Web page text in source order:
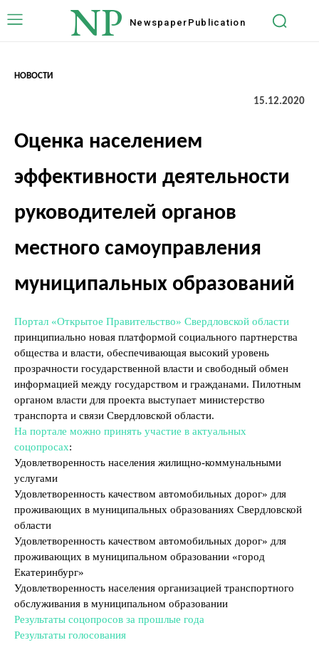
NP Newspaper Publication
НОВОСТИ
15.12.2020
Оценка населением
эффективности деятельности
руководителей органов
местного самоуправления
муниципальных образований
Портал «Открытое Правительство» Свердловской области
принципиально новая платформой социального партнерства
общества и власти, обеспечивающая высокий уровень
прозрачности государственной власти и свободный обмен
информацией между государством и гражданами. Пилотным
органом власти для проекта выступает министерство
транспорта и связи Свердловской области.
На портале можно принять участие в актуальных
соцопросах:
Удовлетворенность населения жилищно-коммунальными
услугами
Удовлетворенность качеством автомобильных дорог» для
проживающих в муниципальных образованиях Свердловской
области
Удовлетворенность качеством автомобильных дорог» для
проживающих в муниципальном образовании «город
Екатеринбург»
Удовлетворенность населения организацией транспортного
обслуживания в муниципальном образовании
Результаты соцопросов за прошлые года
Результаты голосования